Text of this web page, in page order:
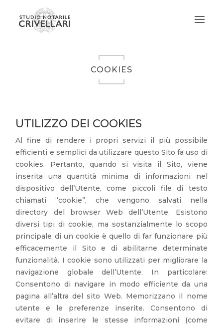
COOKIES
UTILIZZO DEI COOKIES
Al fine di rendere i propri servizi il più possibile
efficienti e semplici da utilizzare questo Sito fa uso di
cookies. Pertanto, quando si visita il Sito, viene
inserita una quantità minima di informazioni nel
dispositivo dell’Utente, come piccoli file di testo
chiamati “cookie”, che vengono salvati nella
directory del browser Web dell’Utente. Esistono
diversi tipi di cookie, ma sostanzialmente lo scopo
principale di un cookie è quello di far funzionare più
efficacemente il Sito e di abilitarne determinate
funzionalità. I cookie sono utilizzati per migliorare la
navigazione globale dell’Utente. In particolare:
Consentono di navigare in modo efficiente da una
pagina all’altra del sito Web. Memorizzano il nome
utente e le preferenze inserite. Consentono di
evitare di inserire le stesse informazioni (come